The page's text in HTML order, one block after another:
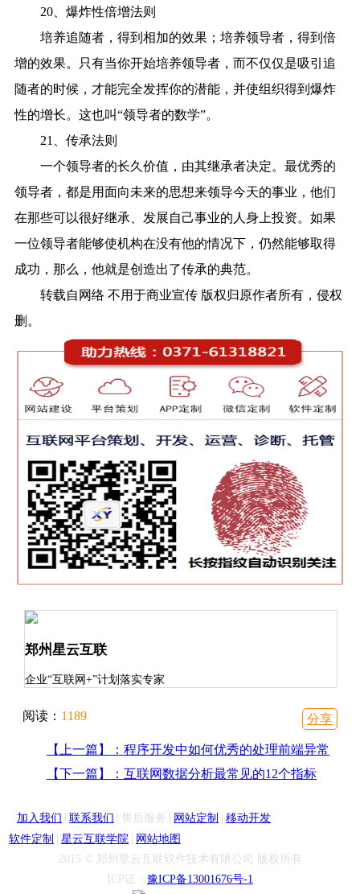
20、爆炸性倍增法则
培养追随者，得到相加的效果；培养领导者，得到倍
增的效果。只有当你开始培养领导者，而不仅仅是吸引追
随者的时候，才能完全发挥你的潜能，并使组织得到爆炸
性的增长。这也叫“领导者的数学”。
21、传承法则
一个领导者的长久价值，由其继承者决定。最优秀的
领导者，都是用面向未来的思想来领导今天的事业，他们
在那些可以很好继承、发展自己事业的人身上投资。如果
一位领导者能够使机构在没有他的情况下，仍然能够取得
成功，那么，他就是创造出了传承的典范。
转载自网络 不用于商业宣传 版权归原作者所有，侵权
删。
郑州星云互联
企业“互联网+”计划落实专家
阅读： 1189 分享
【上一篇】：程序开发中如何优秀的处理前端异常
【下一篇】：互联网数据分析最常见的12个指标
加入我们 | 联系我们 | 售后服务 | 网站定制 | 移动开发
软件定制 | 星云互联学院 | 网站地图
2015 © 郑州星云互联软件技术有限公司 版权所有
ICP证： 豫ICP备13001676号-1